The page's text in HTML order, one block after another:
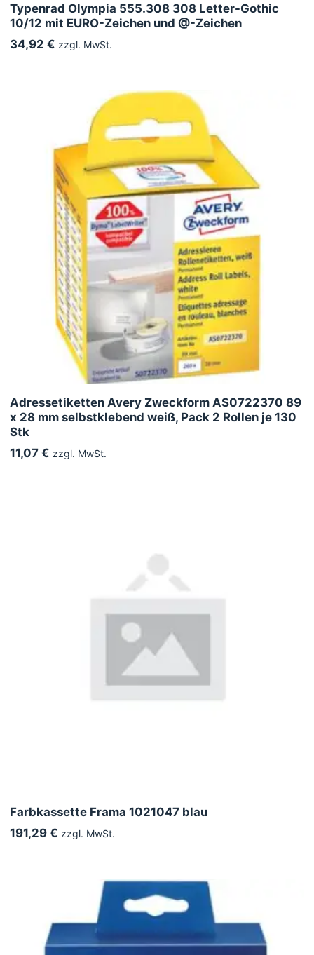
Typenrad Olympia 555.308 308 Letter-Gothic
10/12 mit EURO-Zeichen und @-Zeichen
34,92 € zzgl. MwSt.
Adressetiketten Avery Zweckform AS0722370 89
x 28 mm selbstklebend weiß, Pack 2 Rollen je 130
Stk
11,07 € zzgl. MwSt.
Farbkassette Frama 1021047 blau
191,29 € zzgl. MwSt.